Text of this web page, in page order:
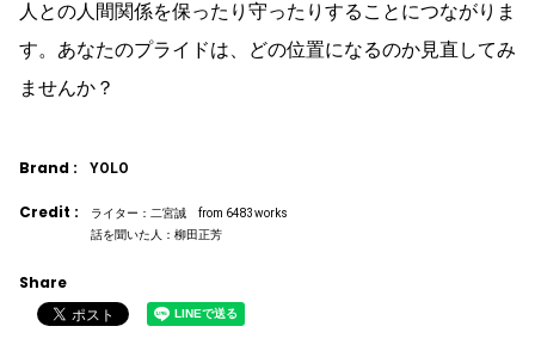
人との人間関係を保ったり守ったりすることにつながりま
す。あなたのプライドは、どの位置になるのか見直してみ
ませんか？
Brand : YOLO
Credit :
ライター：二宮誠 from 6483works
話を聞いた人：柳田正芳
Share